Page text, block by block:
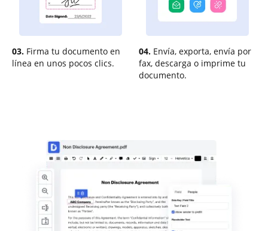
03. Firma tu documento en
línea en unos pocos clics.
04. Envía, exporta, envía por
fax, descarga o imprime tu
documento.